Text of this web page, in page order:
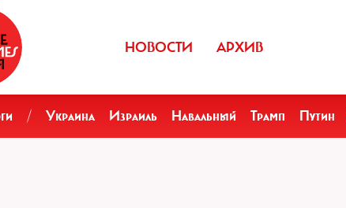
НОВОСТИ АРХИВ
/ Украина Израиль Навальный Трамп Путин